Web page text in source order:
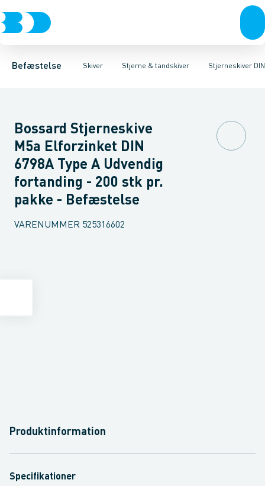
Befæstelse Skiver
Bolte & sætskruerMøtrikkerSkiverSkruerSøm & dykkere
Stjerne & tandskiver
Planskiver til udendørs brugPlanskiver til indendørs brug
Stjerneskiver DIN
Stjerneskiver DIN 6798A SortStjerneskiver DIN 6798A FZB
Bossard Stjerneskive
M5a Elforzinket DIN
6798A Type A Udvendig
fortanding - 200 stk pr.
pakke - Befæstelse
VARENUMMER 525316602
Produktinformation
Specifikationer